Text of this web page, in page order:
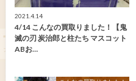
2021.4.14
4/14 こんなの買取りました！【鬼
滅の刃 炭治郎と柱たち マスコット
ABお…